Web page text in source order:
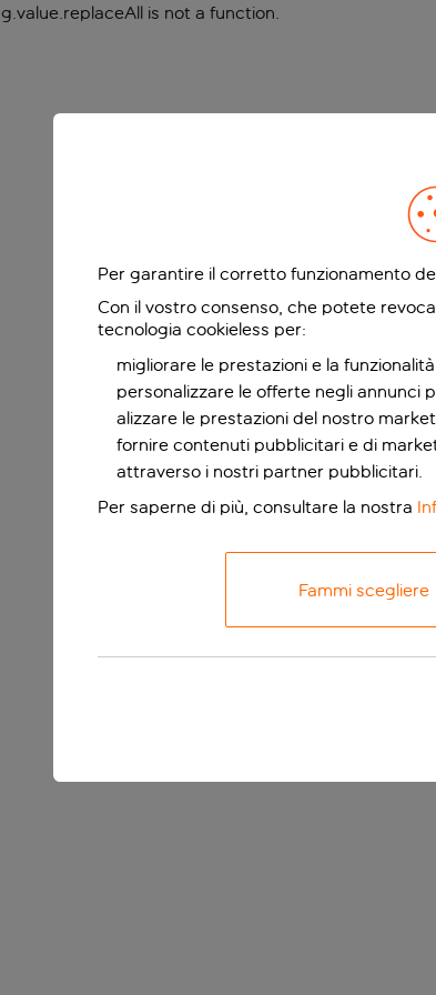
g.value.replaceAll is not a function.
Per garantire il corretto funzionamento
Con il vostro consenso, che potete
tecnologia cookieless per:
migliorare le prestazioni e la
personalizzare le offerte negli annunci
alizzare le prestazioni del nostro
fornire contenuti pubblicitari e di
attraverso i nostri partner pubblicitari.
Per saperne di più, consultare la nostra
Fammi scegliere